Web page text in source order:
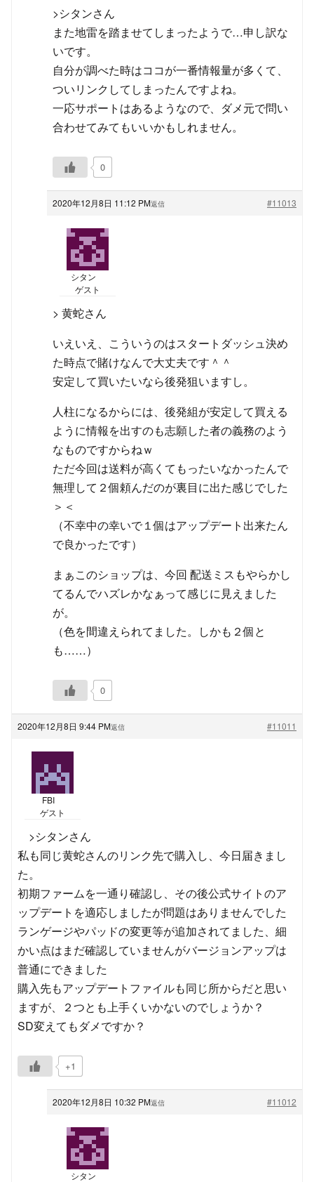
>シタンさん
また地雷を踏ませてしまったようで…申し訳な
いです。
自分が調べた時はココが一番情報量が多くて、
ついリンクしてしまったんですよね。
一応サポートはあるようなので、ダメ元で問い
合わせてみてもいいかもしれません。
0
2020年12月8日 11:12 PM #11013
返信
シタン
ゲスト
> 黄蛇さん
いえいえ、こういうのはスタートダッシュ決め
た時点で賭けなんで大丈夫です＾＾
安定して買いたいなら後発狙いますし。
人柱になるからには、後発組が安定して買える
ように情報を出すのも志願した者の義務のよう
なものですからねｗ
ただ今回は送料が高くてもったいなかったんで
無理して２個頼んだのが裏目に出た感じでした
＞＜
（不幸中の幸いで１個はアップデート出来たん
で良かったです）
まぁこのショップは、今回 配送ミスもやらかし
てるんでハズレかなぁって感じに見えました
が。
（色を間違えられてました。しかも２個と
も……）
0
2020年12月8日 9:44 PM #11011
返信
FBI
ゲスト
>シタンさん
私も同じ黄蛇さんのリンク先で購入し、今日届きまし
た。
初期ファームを一通り確認し、その後公式サイトのア
ップデートを適応しましたが問題はありませんでした
ランゲージやパッドの変更等が追加されてました、細
かい点はまだ確認していませんがバージョンアップは
普通にできました
購入先もアップデートファイルも同じ所からだと思い
ますが、２つとも上手くいかないのでしょうか？
SD変えてもダメですか？
+1
2020年12月8日 10:32 PM #11012
返信
シタン